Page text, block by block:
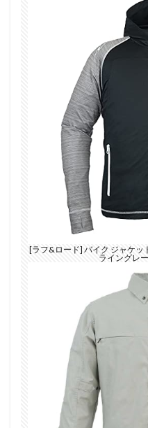
[ラフ&ロード] バイク ジャケッ
ライングレ